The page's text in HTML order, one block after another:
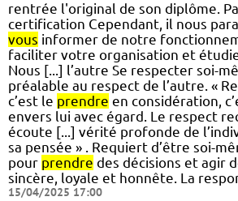
rentrée l'original de son diplôme.
certification Cependant, il nous
vous informer de notre
faciliter votre organisation et
Nous [...] l’autre Se respecter soi-
préalable au respect de l’autre. «
c’est le prendre en considération,
envers lui avec égard. Le respect
écoute [...] vérité profonde de
sa pensée » . Requiert d’être soi-
pour prendre des décisions et agir
sincère, loyale et honnête. La
15/04/2025 17:00